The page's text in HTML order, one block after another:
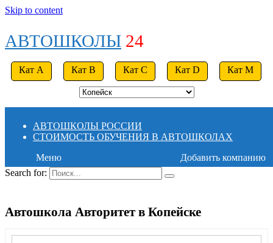
Skip to content
АВТОШКОЛЫ 24
Кат A Кат B Кат C Кат D Кат M
АВТОШКОЛЫ РОССИИ
СТОИМОСТЬ ОБУЧЕНИЯ В АВТОШКОЛАХ
Меню
Добавить компанию
Search for:
Автошкола Авторитет в Копейске